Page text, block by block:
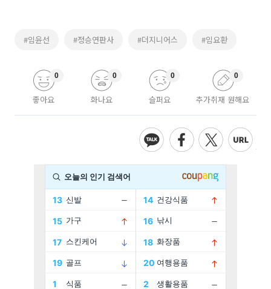
#임윤선 #정승연판사 #더지니어스 #임요환
좋아요
0
화나요
0
슬퍼요
0
추가취재 원해요
0